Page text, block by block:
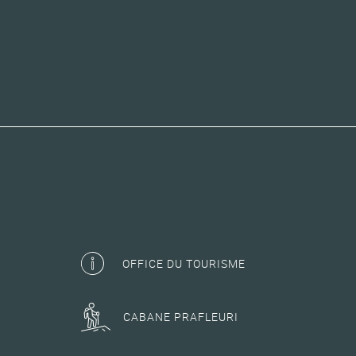
OFFICE DU TOURISME
CABANE PRAFLEURI